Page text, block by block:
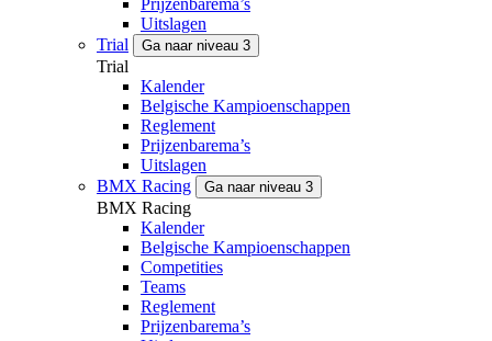
Prijzenbarema’s
Uitslagen
Trial
Ga naar niveau 3
Trial
Kalender
Belgische Kampioenschappen
Reglement
Prijzenbarema’s
Uitslagen
BMX Racing
Ga naar niveau 3
BMX Racing
Kalender
Belgische Kampioenschappen
Competities
Teams
Reglement
Prijzenbarema’s